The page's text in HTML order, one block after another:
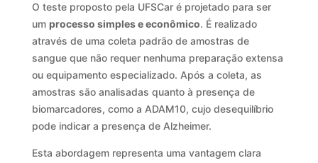
O teste proposto pela UFSCar é projetado para ser
um processo simples e econômico. É realizado
através de uma coleta padrão de amostras de
sangue que não requer nenhuma preparação extensa
ou equipamento especializado. Após a coleta, as
amostras são analisadas quanto à presença de
biomarcadores, como a ADAM10, cujo desequilíbrio
pode indicar a presença de Alzheimer.
Esta abordagem representa uma vantagem clara